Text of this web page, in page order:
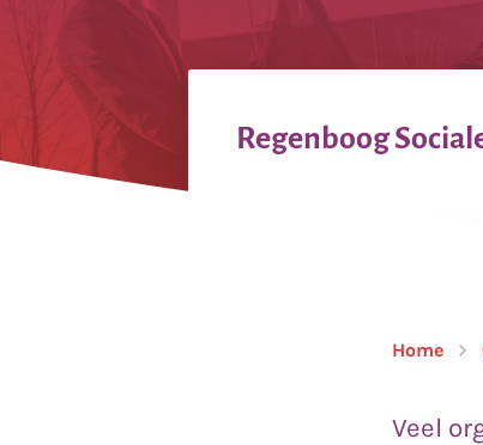
Regenboog
Home
Veel